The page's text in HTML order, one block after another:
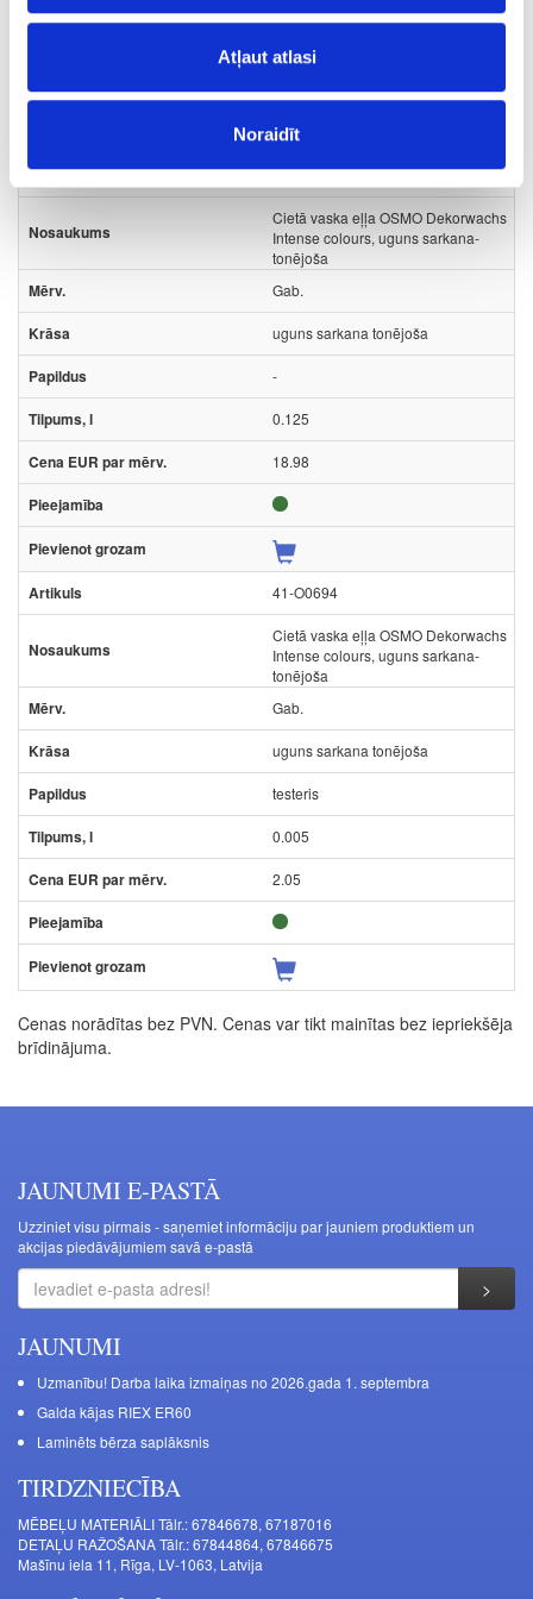
Atļaut atlasi
Noraidīt
Uzdot jautājumu
41-O0267
Cietā vaska eļļa OSMO Dekorwachs
Intense colours, uguns sarkana-
tonējoša
Gab.
uguns sarkana tonējoša
-
0.125
18.98
41-O0694
Cietā vaska eļļa OSMO Dekorwachs
Intense colours, uguns sarkana-
tonējoša
Gab.
uguns sarkana tonējoša
testeris
0.005
2.05
Cenas norādītas bez PVN. Cenas var tikt mainītas bez iepriekšēja
brīdinājuma.
JAUNUMI E-PASTĀ
Uzziniet visu pirmais - saņemiet informāciju par jauniem produktiem un
akcijas piedāvājumiem savā e-pastā
JAUNUMI
Uzmanību! Darba laika izmaiņas no 2026.gada 1. septembra
Galda kājas RIEX ER60
Laminēts bērza saplāksnis
TIRDZNIECĪBA
MĒBEĻU MATERIĀLI Tālr.: 67846678, 67187016
DETAĻU RAŽOŠANA Tālr.: 67844864, 67846675
Mašīnu iela 11, Rīga, LV-1063, Latvija